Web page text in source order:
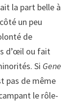
la part belle à
un peu
de
d’œil ou fait
Si Gene
pas de même
le rôle-